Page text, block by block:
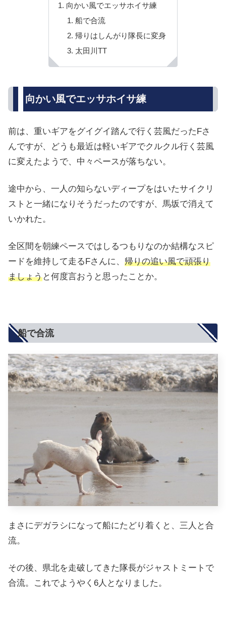
向かい風でエッサホイサ練
船で合流
帰りはしんがり隊長に変身
太田川TT
向かい風でエッサホイサ練
前は、重いギアをグイグイ踏んで行く芸風だったFさ
んですが、どうも最近は軽いギアでクルクル行く芸風
に変えたようで、中々ペースが落ちない。
途中から、一人の知らないディープをはいたサイクリ
ストと一緒になりそうだったのですが、馬坂で消えて
いかれた。
全区間を朝練ペースではしるつもりなのか結構なスピ
ードを維持して走るFさんに、 帰りの追い風で頑張り
ましょうと何度言おうと思ったことか。
船で合流
まさにデガラシになって船にたどり着くと、三人と合
流。
その後、県北を走破してきた隊長がジャストミートで
合流。これでようやく6人となりました。